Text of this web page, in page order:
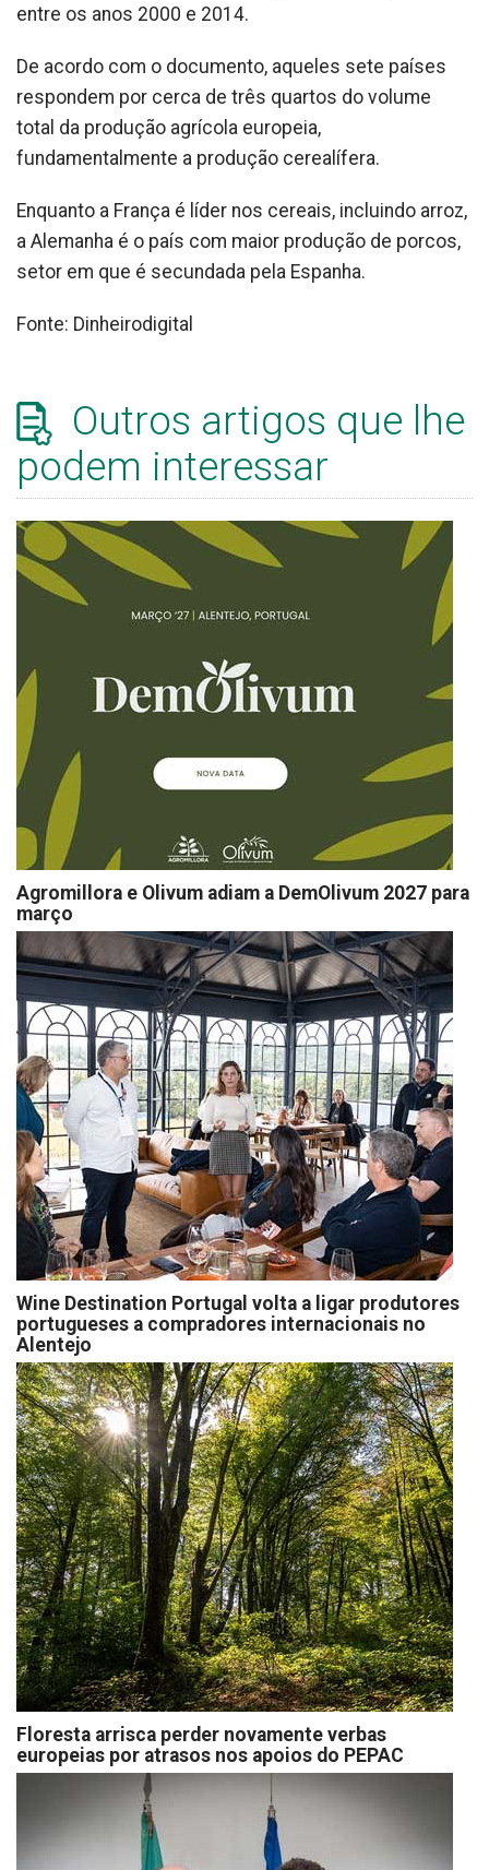
entre os anos 2000 e 2014.
De acordo com o documento, aqueles sete países
respondem por cerca de três quartos do volume
total da produção agrícola europeia,
fundamentalmente a produção cerealífera.
Enquanto a França é líder nos cereais, incluindo arroz,
a Alemanha é o país com maior produção de porcos,
setor em que é secundada pela Espanha.
Fonte: Dinheirodigital
Outros artigos que lhe
podem interessar
Agromillora e Olivum adiam a DemOlivum 2027 para
março
Wine Destination Portugal volta a ligar produtores
portugueses a compradores internacionais no
Alentejo
Floresta arrisca perder novamente verbas
europeias por atrasos nos apoios do PEPAC